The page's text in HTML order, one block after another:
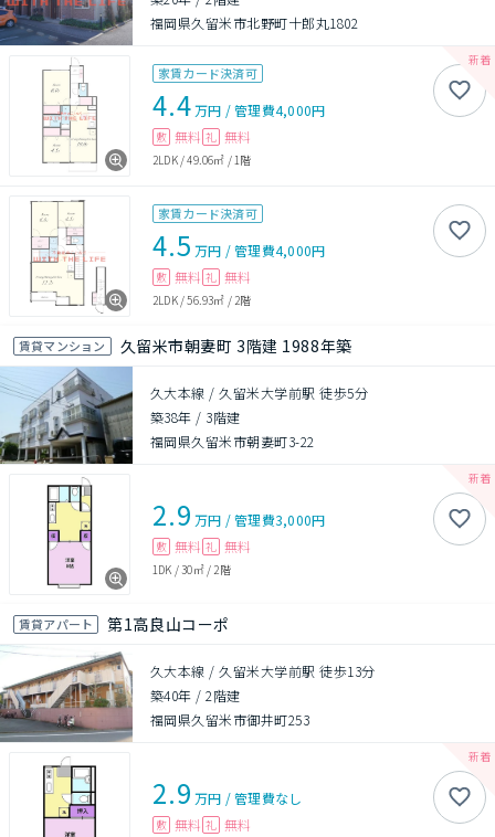
福岡県久留米市北野町十郎丸1802
家賃カード決済可
4.4万円 /管理費4,000円
敷 無料 礼 無料
2LDK/49.06㎡ /1階
家賃カード決済可
4.5 万円 /管理費4,000円
敷 無料 礼 無料
2LDK/56.93㎡ /2階
賃貸マンション 久留米市朝妻町 3階建 1988年築
久大本線 / 久留米大学前駅 徒歩5分
築38年 / 3階建
福岡県久留米市朝妻町3-22
2.9 万円 /管理費3,000円
敷 無料 礼 無料
1DK /30㎡/ 2階
賃貸アパート 第1高良山コーポ
久大本線 / 久留米大学前駅 徒歩13分
築40年 /2階建
福岡県久留米市御井町253
2.9 万円 /管理費なし
敷 無料 礼 無料